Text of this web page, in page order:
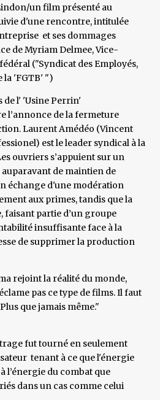
un film présenté au
d'une rencontre, intitulée
et ses dommages
de Myriam Delmee, Vice-
("Syndicat des Employés,
la 'FGTB' ")
de l' 'Usine Perrin'
l’annonce de la fermeture
Laurent Amédéo (Vincent
est le leader syndical à la
ouvriers s’appuient sur un
de maintien de
échange d'une modération
aux primes, tandis que la
faisant partie d’un groupe
insuffisante face à la
de supprimer la production
rejoint la réalité du monde,
pas ce type de films. Il faut
que jamais même."
fut tourné en seulement
tenant à ce que l'énergie
l’énergie du combat que
dans un cas comme celui